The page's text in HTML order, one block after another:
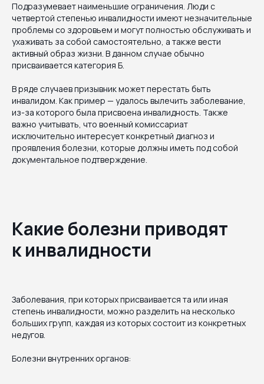
Подразумевает наименьшие ограничения. Люди с
четвертой степенью инвалидности имеют незначительные
проблемы со здоровьем и могут полностью обслуживать и
ухаживать за собой самостоятельно, а также вести
активный образ жизни. В данном случае обычно
присваивается категория Б.
В ряде случаев призывник может перестать быть
инвалидом. Как пример — удалось вылечить заболевание,
из-за которого была присвоена инвалидность. Также
важно учитывать, что военный комиссариат
исключительно интересует конкретный диагноз и
проявления болезни, которые должны иметь под собой
документальное подтверждение.
Какие болезни приводят
к инвалидности
Заболевания, при которых присваивается та или иная
степень инвалидности, можно разделить на несколько
больших групп, каждая из которых состоит из конкретных
недугов.
Болезни внутренних органов: